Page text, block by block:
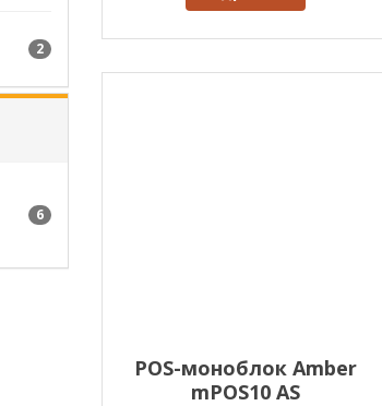
2
6
POS-моноблок Amber
mPOS10 AS